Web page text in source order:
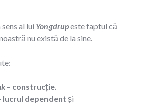
al lui Yongdrupeste faptul că
nu există de la sine.
– construcție.
lucrul dependent și